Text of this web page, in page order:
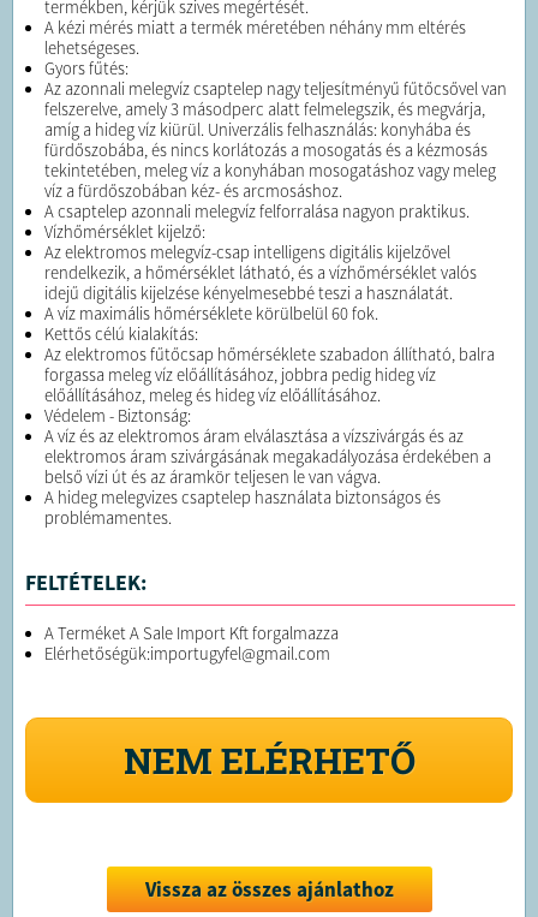
termékben, kérjük szives megértését.
A kézi mérés miatt a termék méretében néhány mm eltérés
lehetségeses.
Gyors fűtés:
Az azonnali melegvíz csaptelep nagy teljesítményű fűtőcsővel van
felszerelve, amely 3 másodperc alatt felmelegszik, és megvárja,
amíg a hideg víz kiürül. Univerzális felhasználás: konyhába és
fürdőszobába, és nincs korlátozás a mosogatás és a kézmosás
tekintetében, meleg víz a konyhában mosogatáshoz vagy meleg
víz a fürdőszobában kéz- és arcmosáshoz.
A csaptelep azonnali melegvíz felforralása nagyon praktikus.
Vízhőmérséklet kijelző:
Az elektromos melegvíz-csap intelligens digitális kijelzővel
rendelkezik, a hőmérséklet látható, és a vízhőmérséklet valós
idejű digitális kijelzése kényelmesebbé teszi a használatát.
A víz maximális hőmérséklete körülbelül 60 fok.
Kettős célú kialakítás:
Az elektromos fűtőcsap hőmérséklete szabadon állítható, balra
forgassa meleg víz előállításához, jobbra pedig hideg víz
előállításához, meleg és hideg víz előállításához.
Védelem - Biztonság:
A víz és az elektromos áram elválasztása a vízszivárgás és az
elektromos áram szivárgásának megakadályozása érdekében a
belső vízi út és az áramkör teljesen le van vágva.
A hideg melegvizes csaptelep használata biztonságos és
problémamentes.
FELTÉTELEK:
A Terméket A Sale Import Kft forgalmazza
Elérhetőségük:importugyfel@gmail.com
NEM ELÉRHETŐ
Vissza az összes ajánlathoz